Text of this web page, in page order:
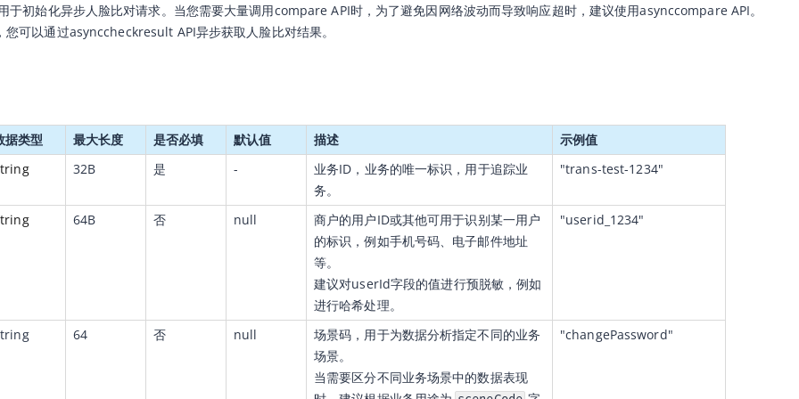
于初始化异步人脸比对请求。当您需要大量调用compare API时，为了避免因网络波动而导致响应超时，建议使用asynccompare API。
您可以通过asynccheckresult API异步获取人脸比对结果。
据类型 最大长度 是否必填 默认值 描述
示例值
32B 是 -
业务ID，业务的唯一标识，用于追踪业
务。
"trans-test-1234"
64B 否 null
商户的用户ID或其他可用于识别某一用户
的标识，例如手机号码、电子邮件地址
等。
建议对userId字段的值进行预脱敏，例如
进行哈希处理。
"userid_1234"
64 否 null
场景码，用于为数据分析指定不同的业务
场景。
当需要区分不同业务场景中的数据表现
"changePassword"